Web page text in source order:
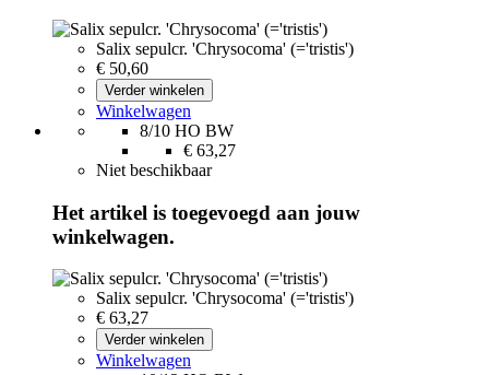
Salix sepulcr. 'Chrysocoma' (='tristis')
€ 50,60
Verder winkelen
Winkelwagen
8/10 HO BW
€ 63,27
Niet beschikbaar
Het artikel is toegevoegd aan jouw
winkelwagen.
Salix sepulcr. 'Chrysocoma' (='tristis')
€ 63,27
Verder winkelen
Winkelwagen